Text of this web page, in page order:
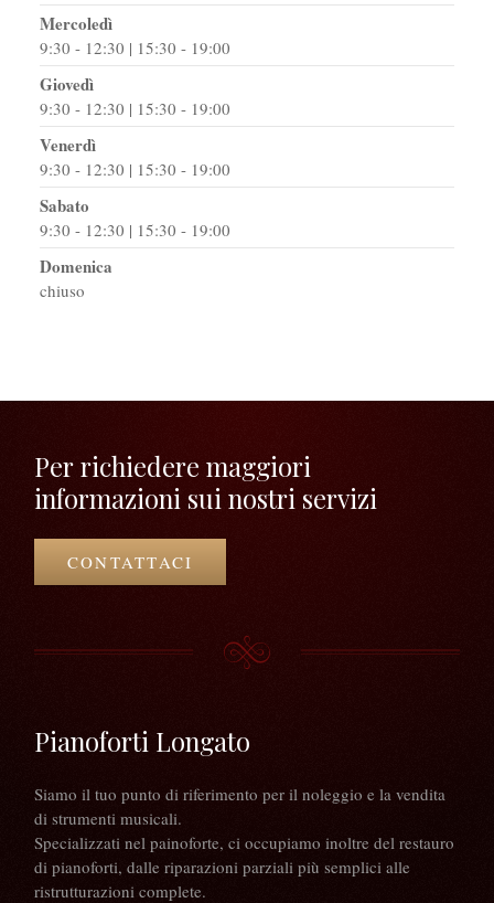
Mercoledì
9:30 - 12:30 | 15:30 - 19:00
Giovedì
9:30 - 12:30 | 15:30 - 19:00
Venerdì
9:30 - 12:30 | 15:30 - 19:00
Sabato
9:30 - 12:30 | 15:30 - 19:00
Domenica
chiuso
Per richiedere maggiori
informazioni sui nostri servizi
CONTATTACI
Pianoforti Longato
Siamo il tuo punto di riferimento per il noleggio e la vendita
di strumenti musicali.
Specializzati nel painoforte, ci occupiamo inoltre del restauro
di pianoforti, dalle riparazioni parziali più semplici alle
ristrutturazioni complete.